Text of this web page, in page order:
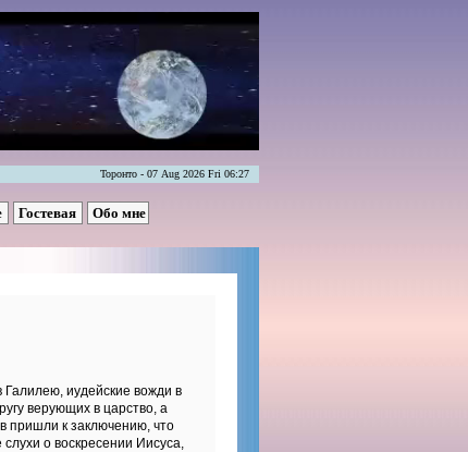
Торонто - 07 Aug 2026 Fri 06:27
Гостевая Обо мне
Галилею, иудейские вожди в
верующих в царство, а
пришли к заключению, что
о воскресении Иисуса,